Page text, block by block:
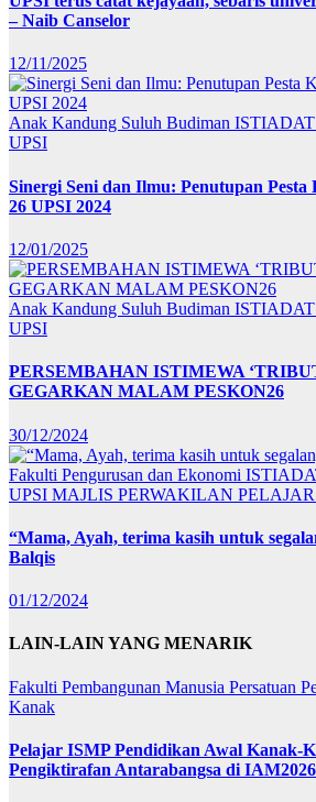
– Naib Canselor
12/11/2025
Anak Kandung Suluh Budiman
UPSI
Sinergi Seni dan Ilmu: Penutupan Pesta
26 UPSI 2024
12/01/2025
Anak Kandung Suluh Budiman
UPSI
PERSEMBAHAN ISTIMEWA
GEGARKAN MALAM PESKON26
30/12/2024
Fakulti Pengurusan dan Ekonomi
UPSI MAJLIS PERWAKILAN PELAJAR
“Mama, Ayah, terima kasih untuk
Balqis
01/12/2024
LAIN-LAIN YANG MENARIK
Fakulti Pembangunan Manusia Persatuan
Kanak
Pelajar ISMP Pendidikan Awal Kanak-
Pengiktirafan Antarabangsa di IAM2026